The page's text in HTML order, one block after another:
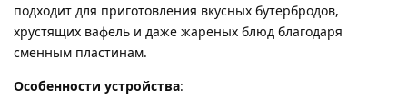
подходит для приготовления вкусных бутербродов,
хрустящих вафель и даже жареных блюд благодаря
сменным пластинам.
Особенности устройства: